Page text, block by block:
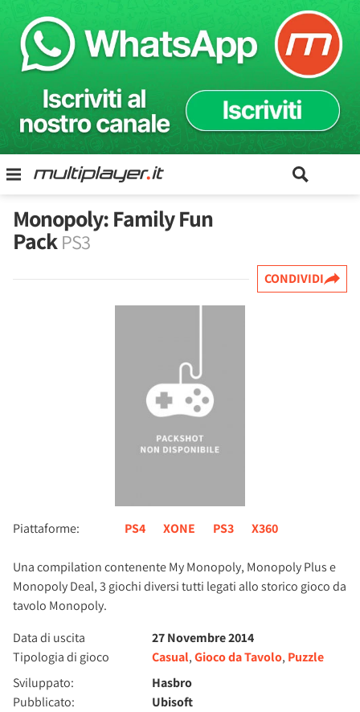
Monopoly: Family Fun
PackPS3
CONDIVIDI
Piattaforme: PS4 XONE PS3 X360
Una compilation contenente My Monopoly, Monopoly Plus e
Monopoly Deal, 3 giochi diversi tutti legati allo storico gioco da
tavolo Monopoly.
Data di uscita
27 Novembre 2014
Tipologia di gioco
Casual,Gioco da Tavolo, Puzzle
Sviluppato:
Hasbro
Pubblicato:
Ubisoft